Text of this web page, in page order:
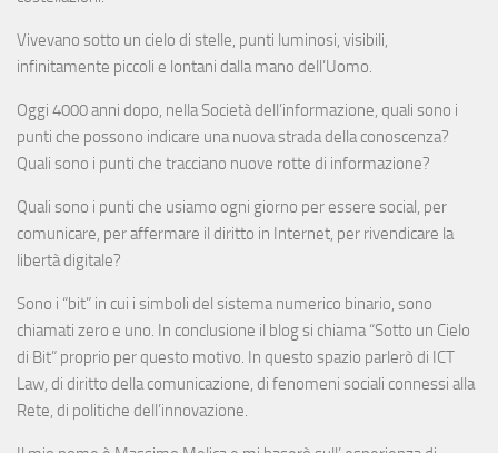
Vivevano sotto un cielo di stelle, punti luminosi, visibili,
infinitamente piccoli e lontani dalla mano dell’Uomo.
Oggi 4000 anni dopo, nella Società dell’informazione, quali sono i
punti che possono indicare una nuova strada della conoscenza?
Quali sono i punti che tracciano nuove rotte di informazione?
Quali sono i punti che usiamo ogni giorno per essere social, per
comunicare, per affermare il diritto in Internet, per rivendicare la
libertà digitale?
Sono i “bit” in cui i simboli del sistema numerico binario, sono
chiamati zero e uno. In conclusione il blog si chiama “Sotto un Cielo
di Bit” proprio per questo motivo. In questo spazio parlerò di ICT
Law, di diritto della comunicazione, di fenomeni sociali connessi alla
Rete, di politiche dell’innovazione.